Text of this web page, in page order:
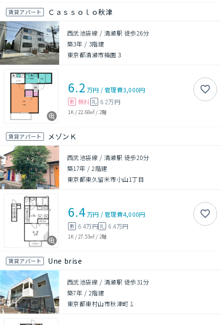
賃貸アパート Ｃａｓｓｏｌｏ秋津
西武池袋線 / 清瀬駅 徒歩26分
築3年 / 3階建
東京都清瀬市梅園３
6.2 万円 /管理費3,000円
敷 無料 礼 6.2万円
1K / 22.68㎡ / 2階
賃貸アパート メゾンＫ
西武池袋線 / 清瀬駅 徒歩20分
築17年 /2階建
東京都東久留米市小山1丁目
6.4万円 /管理費4,000円
敷 6.4万円礼 6.4万円
1K / 27.53㎡ / 2階
賃貸アパート Une brise
西武池袋線 / 清瀬駅 徒歩31分
築7年 / 2階建
東京都東村山市秋津町１